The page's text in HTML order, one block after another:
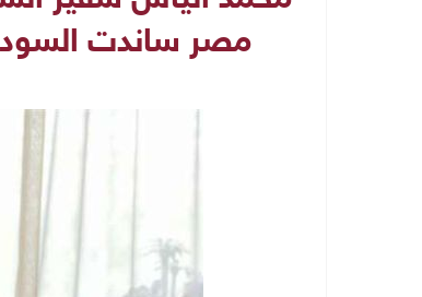
مصر ساندت